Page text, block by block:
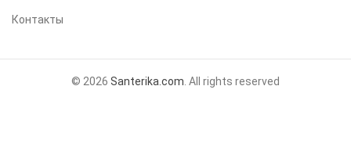
Контакты
© 2026 Santerika.com . All rights reserved